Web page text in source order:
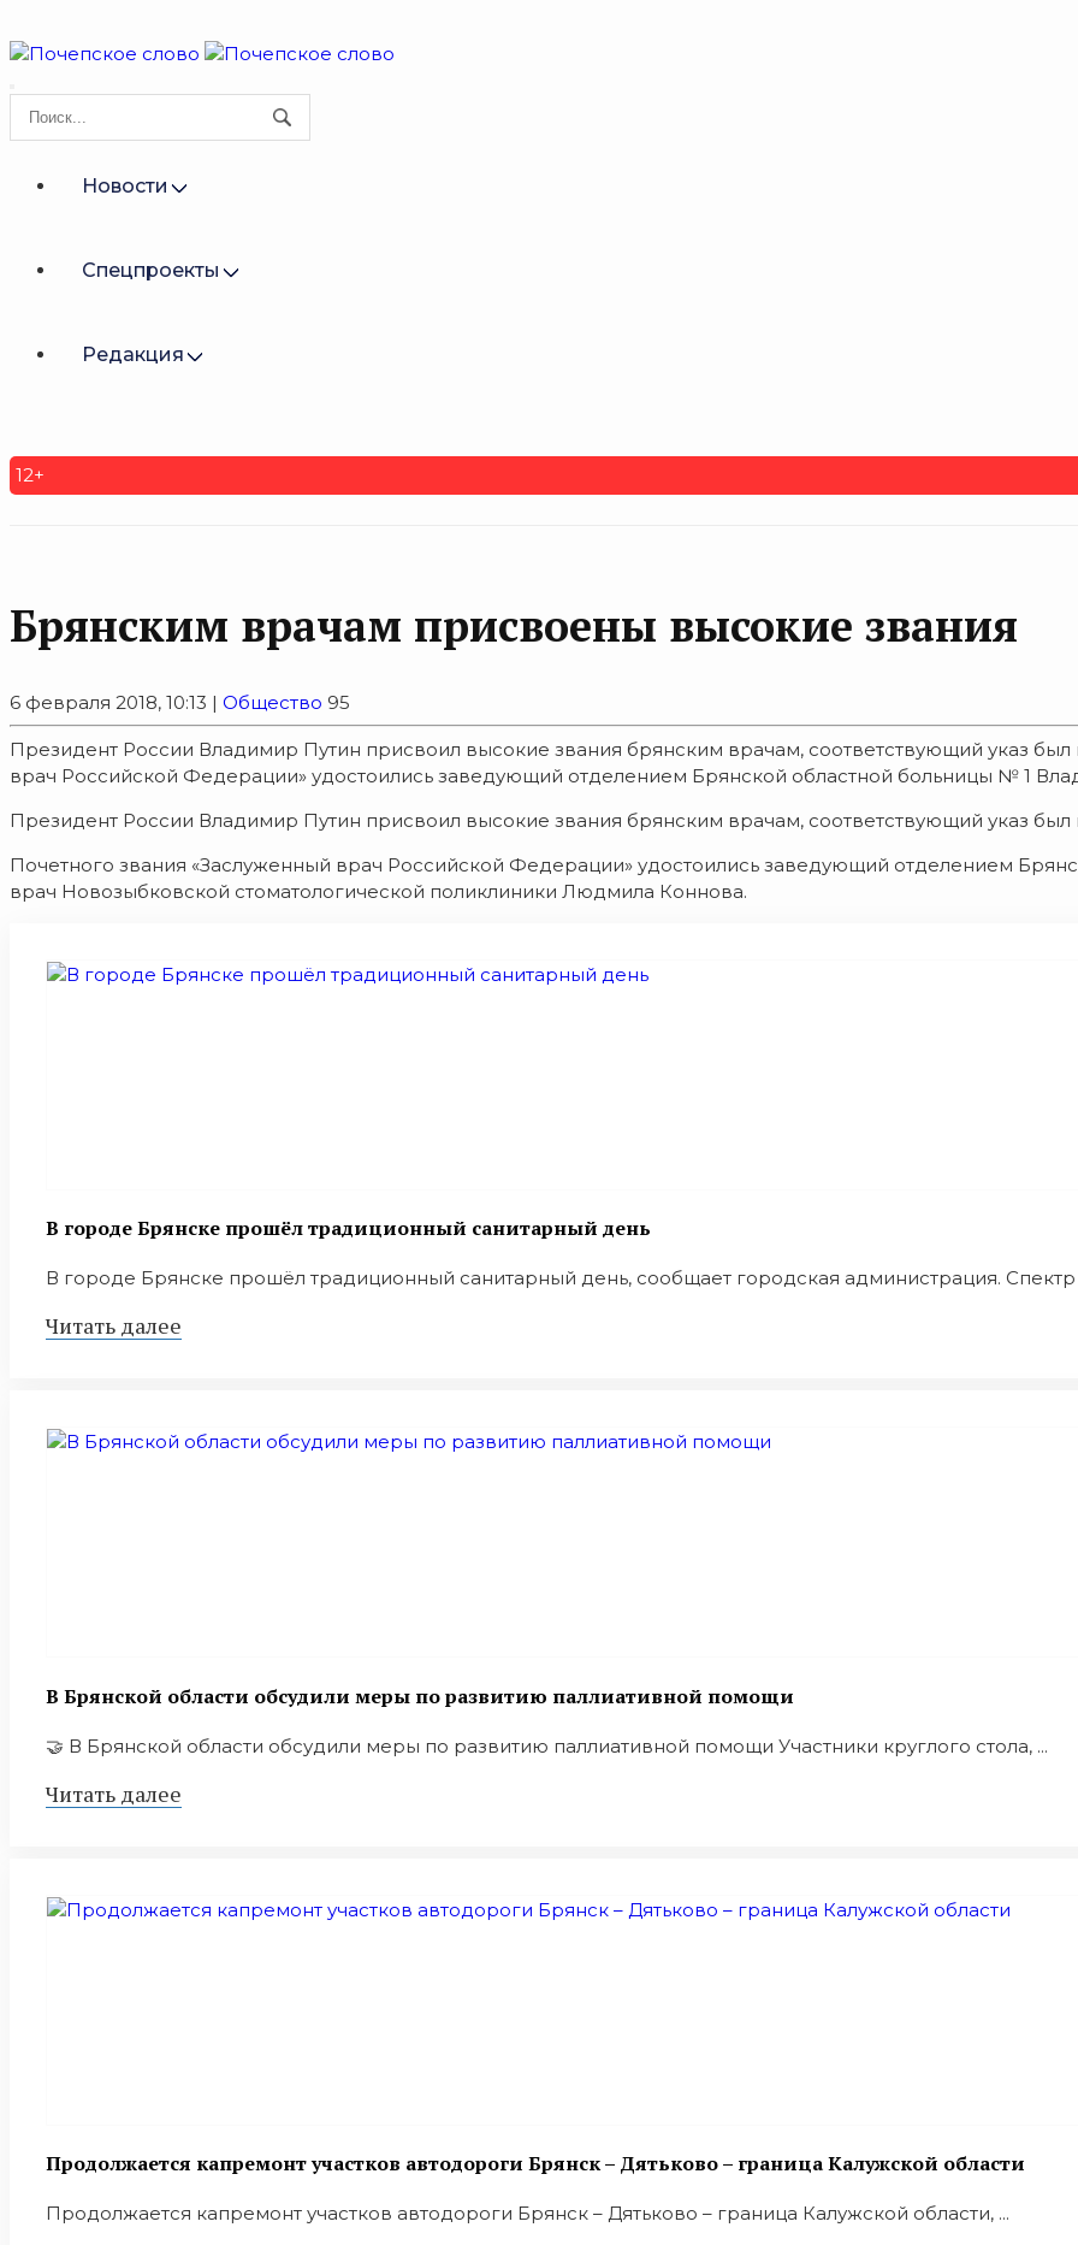
Новости
Спецпроекты
Редакция
12+
Брянским врачам присвоены высокие звания
6 февраля 2018, 10:13 | Общество 95
Президент России Владимир Путин присвоил высокие звания брянским врачам, соответствующий указ
врач Российской Федерации» удостоились заведующий отделением Брянской областной больницы № 1
Президент России Владимир Путин присвоил высокие звания брянским врачам, соответствующий указ был
Почетного звания «Заслуженный врач Российской Федерации» удостоились заведующий отделением
врач Новозыбковской стоматологической поликлиники Людмила Коннова.
В городе Брянске прошёл традиционный санитарный день
В городе Брянске прошёл традиционный санитарный день, сообщает городская администрация. Спектр
Читать далее
В Брянской области обсудили меры по развитию паллиативной помощи
🤝 В Брянской области обсудили меры по развитию паллиативной помощи Участники круглого стола, ...
Читать далее
Продолжается капремонт участков автодороги Брянск – Дятьково – граница Калужской области
Продолжается капремонт участков автодороги Брянск – Дятьково – граница Калужской области, ...